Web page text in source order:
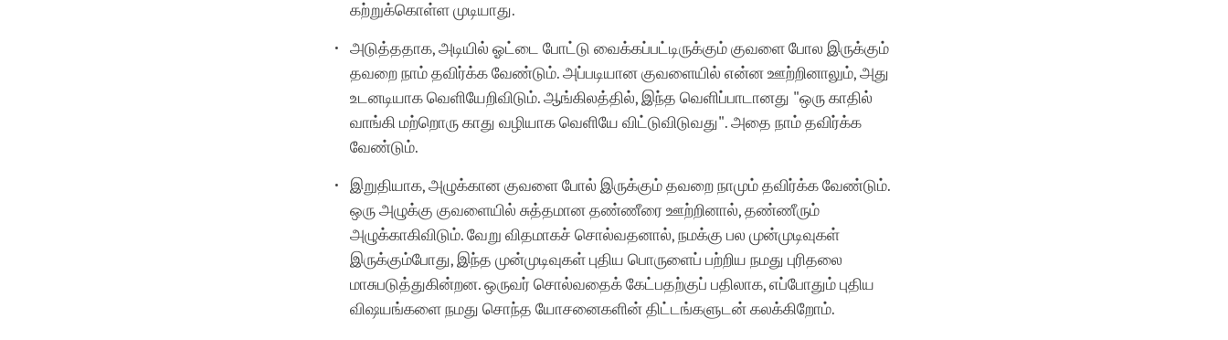
கற்றுக்கொள்ள முடியாது.
அடுத்ததாக, அடியில் ஓட்டை போட்டு வைக்கப்பட்டிருக்கும் குவளை போல இருக்கும்
தவறை நாம் தவிர்க்க வேண்டும். அப்படியான குவளையில் என்ன ஊற்றினாலும், அது
உடனடியாக வெளியேறிவிடும். ஆங்கிலத்தில், இந்த வெளிப்பாடானது "ஒரு காதில்
வாங்கி மற்றொரு காது வழியாக வெளியே விட்டுவிடுவது". அதை நாம் தவிர்க்க
வேண்டும்.
இறுதியாக, அழுக்கான குவளை போல் இருக்கும் தவறை நாமும் தவிர்க்க வேண்டும்.
ஒரு அழுக்கு குவளையில் சுத்தமான தண்ணீரை ஊற்றினால், தண்ணீரும்
அழுக்காகிவிடும். வேறு விதமாகச் சொல்வதனால், நமக்கு பல முன்முடிவுகள்
இருக்கும்போது, இந்த முன்முடிவுகள் புதிய பொருளைப் பற்றிய நமது புரிதலை
மாசுபடுத்துகின்றன. ஒருவர் சொல்வதைக் கேட்பதற்குப் பதிலாக, எப்போதும் புதிய
விஷயங்களை நமது சொந்த யோசனைகளின் திட்டங்களுடன் கலக்கிறோம்.